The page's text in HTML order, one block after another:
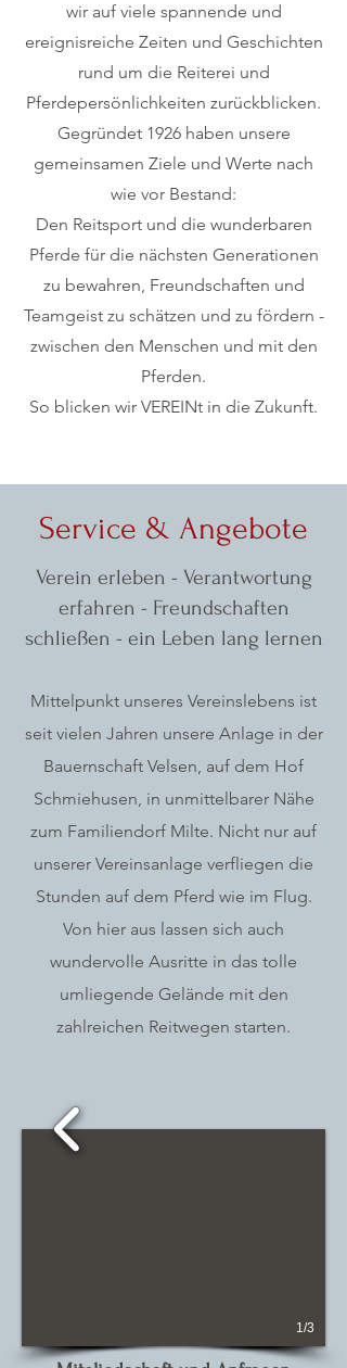
wir auf viele spannende und
ereignisreiche Zeiten und Geschichten
rund um die Reiterei und
Pferdepersönlichkeiten zurückblicken.
Gegründet 1926 haben unsere
gemeinsamen Ziele und Werte nach
wie vor Bestand:
Den Reitsport und die wunderbaren
Pferde für die nächsten Generationen
zu bewahren, Freundschaften und
Teamgeist zu schätzen und zu fördern -
zwischen den Menschen und mit den
Pferden.
So blicken wir VEREINt in die Zukunft.
Service & Angebote
Verein erleben - Verantwortung
erfahren - Freundschaften
schließen - ein Leben lang lernen
Mittelpunkt unseres Vereinslebens ist
seit vielen Jahren unsere Anlage in der
Bauernschaft Velsen, auf dem Hof
Schmiehusen, in unmittelbarer Nähe
zum Familiendorf Milte.​ Nicht nur auf
unserer Vereinsanlage verfliegen die
Stunden auf dem Pferd wie im Flug.
Von hier aus lassen sich auch
wundervolle Ausritte in das tolle
umliegende Gelände mit den
zahlreichen Reitwegen starten.
1/3